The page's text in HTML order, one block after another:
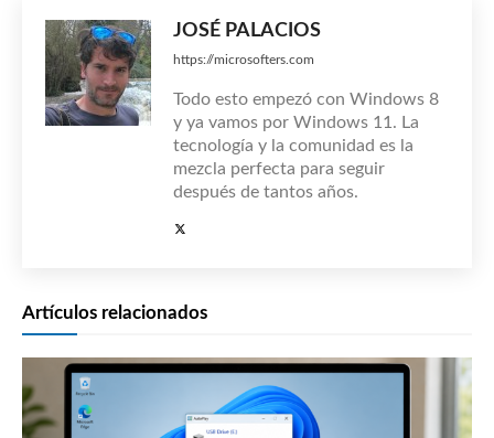
JOSÉ PALACIOS
https://microsofters.com
Todo esto empezó con Windows 8
y ya vamos por Windows 11. La
tecnología y la comunidad es la
mezcla perfecta para seguir
después de tantos años.
Artículos relacionados